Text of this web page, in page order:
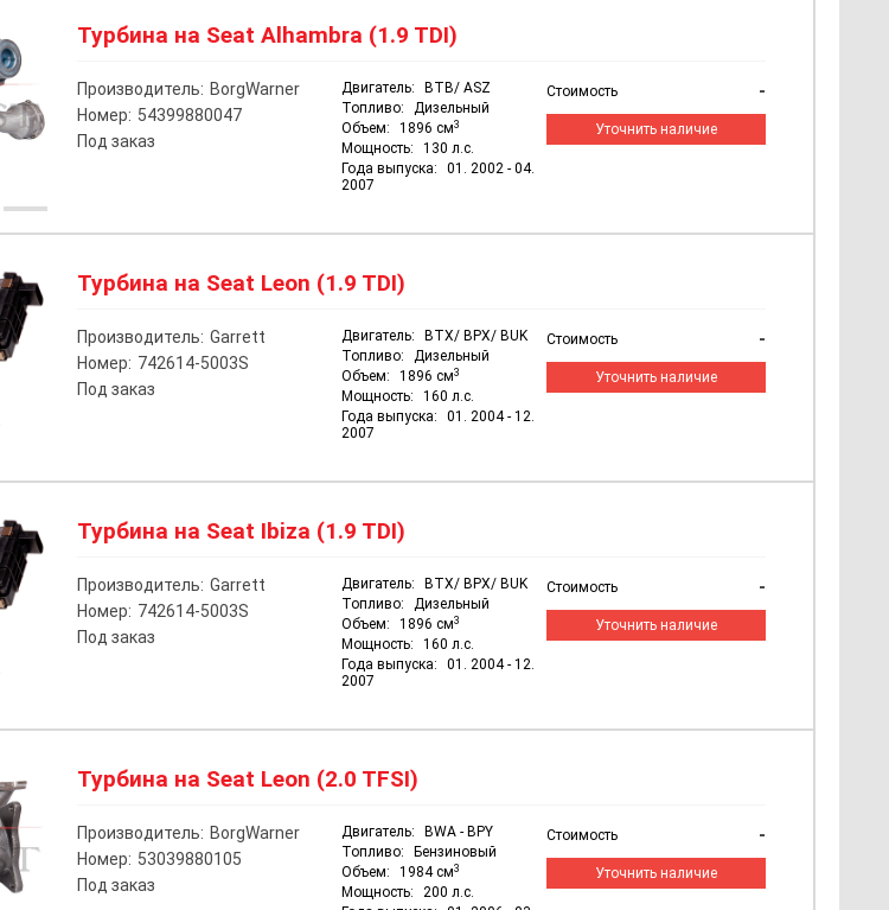
Турбина на Seat Alhambra (1.9 TDI)
Производитель: BorgWarner
Номер: 54399880047
Под заказ
Двигатель:
BTB/ ASZ
Топливо:
Дизельный
Объем:
1896 см3
Мощность:
130 л.с.
Года выпуска:
01. 2002 - 04.
2007
Стоимость -
Уточнить наличие
Турбина на Seat Leon (1.9 TDI)
Производитель: Garrett
Номер: 742614-5003S
Под заказ
Двигатель:
BTX/ BPX/ BUK
Топливо:
Дизельный
Объем:
1896 см3
Мощность:
160 л.с.
Года выпуска:
01. 2004 - 12.
2007
Стоимость -
Уточнить наличие
Турбина на Seat Ibiza (1.9 TDI)
Производитель: Garrett
Номер: 742614-5003S
Под заказ
Двигатель:
BTX/ BPX/ BUK
Топливо:
Дизельный
Объем:
1896 см3
Мощность:
160 л.с.
Года выпуска:
01. 2004 - 12.
2007
Стоимость -
Уточнить наличие
Турбина на Seat Leon (2.0 TFSI)
Производитель: BorgWarner
Номер: 53039880105
Под заказ
Двигатель:
BWA - BPY
Топливо:
Бензиновый
Объем:
1984 см3
Мощность:
200 л.с.
Стоимость -
Уточнить наличие